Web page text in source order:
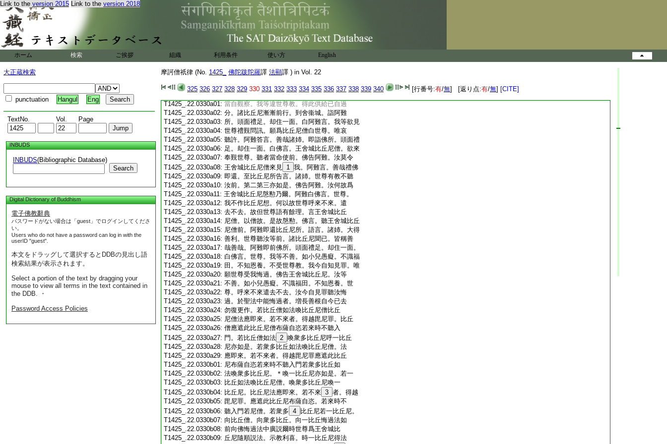
Link to the version 2015 Link to the version 2018
ホーム 検索 ご挨拶 組織 利用条件 使い方 English
大正蔵検索
punctuation Hangul Eng
TextNo. Vol. Page
INBUDS
INBUDS(Bibliographic Database)
Search
Digital Dictionary of Buddhism
電子佛教辭典
パスワードがない場合は「guest」でログインしてくださ
い。
Users who do not have a password can log in with the
userID "guest".
本文をドラッグして選択するとDDBの見出し語
検索結果が表示されます。
Select a portion of the text by dragging your
mouse to view all terms in the text contained in
the DDB. ・
Password Access Policies
摩訶僧祇律 (No. 1425_ 佛陀跋陀羅譯 法顯譯 ) in Vol. 22
325 326 327 328 329 330 331 332 333 334 335 336 337 338 339 340 [行番号:有/無] [返り点:有/無] [CITE]
T1425_.22.0329c19:之。諸比丘尼爲何因縁故來。觀已見彼諸比
T1425_.22.0329c20: 丘尼一切有過。皆被驅罰。未得解過。非是淨
T1425_.22.0329c21:器。無聖法分。作是觀已。都不往迎設諸供養。
T1425_.22.0329c22:
諸比丘尼展轉借問。來至其門。語言。王舍城
諸比丘尼。今在門外。令居士知。居士即勅使
人與破屋弊床褥。不供給煖水洗足及塗足
T1425_.22.0329c25:油。亦不與非時漿。亦不問訊安慰。夜不然燈。
T1425_.22.0329c26:
明旦復不供給齒木淨水。與麁飮食食已。遣
T1425_.22.0329c27:令速去。諸比丘尼出外已。自相謂言。我聞此
T1425_.22.0329c28: 居士常有信心。恭敬供養衆僧。如今觀之。無
T1425_.22.0330a01: 當自觀察。我等違世尊教。得此供給已自過
T1425_.22.0330a02: 分。諸比丘尼漸漸前行。到舍衞城。詣阿難
T1425_.22.0330a03: 所。頭面禮足。却住一面。白阿難言。我等欲見
T1425_.22.0330a04: 世尊禮覲問訊。願爲比丘尼僧白世尊。唯哀
T1425_.22.0330a05: 聽許。阿難答言。善哉諸姉。即詣佛所。頭面禮
T1425_.22.0330a06: 足。却住一面。白佛言。王舍城比丘尼僧。欲來
T1425_.22.0330a07: 奉覲世尊。聽者當命使前。佛告阿難。汝莫令
T1425_.22.0330a08: 王舍城比丘尼僧來見 1 我。阿難言。善哉禮佛
T1425_.22.0330a09: 即還。至比丘尼所告言。諸姉。世尊有教不聽
T1425_.22.0330a10: 汝前。第二第三亦如是。佛告阿難。汝何故爲
T1425_.22.0330a11: 王舍城比丘尼慇懃乃爾。阿難白佛言。世尊。
T1425_.22.0330a12: 我不作比丘尼想。何以故世尊呼來不來。遣
T1425_.22.0330a13: 去不去。故但世尊語有餘理。言王舍城比丘
T1425_.22.0330a14: 尼僧。以僧故。是故慇懃。佛言。聽王舍城比丘
T1425_.22.0330a15: 尼僧前。阿難即還比丘尼所。語言。諸姉。大得
T1425_.22.0330a16: 善利。世尊聽汝等前。諸比丘尼聞已。皆稱善
T1425_.22.0330a17: 哉善哉。阿難即前佛所。頭面禮足。却住一面。
T1425_.22.0330a18: 白佛言。世尊。我等不善。如小兒愚癡。不識福
T1425_.22.0330a19: 田。不知恩養。不受世尊教。我今自知見罪。唯
T1425_.22.0330a20: 願世尊受我悔過。佛告王舍城比丘尼。汝等
T1425_.22.0330a21: 不善。如小兒愚癡。不識福田。不知恩養。世
T1425_.22.0330a22: 尊。呼來不來遣去不去。汝今自見罪聽汝悔
T1425_.22.0330a23: 過。於聖法中能悔過者。増長善根自今已去
T1425_.22.0330a24: 勿復更作。若比丘僧如法喚比丘尼僧比丘
T1425_.22.0330a25: 尼僧法應即來。若不來者。得越毘尼罪。比丘
T1425_.22.0330a26: 僧應遮此比丘尼僧布薩自恣若來時不聽入
T1425_.22.0330a27: 門。若比丘僧如法 2 喚衆多比丘尼呼一比丘
T1425_.22.0330a28: 尼亦如是。若衆多比丘如法喚比丘尼僧。法
T1425_.22.0330a29: 應即來。若不來者。得越毘尼罪應遮此比丘
T1425_.22.0330b01: 尼布薩自恣若來時不聽入門若衆多比丘如
T1425_.22.0330b02: 法喚衆多比丘尼。＊喚一比丘尼亦如是。若一
T1425_.22.0330b03: 比丘如法喚比丘尼僧。喚衆多比丘尼喚一
T1425_.22.0330b04: 比丘尼。比丘尼法應即來。若不來 3 者。得越
T1425_.22.0330b05: 毘尼罪。應遮此比丘尼布薩自恣。若來時不
T1425_.22.0330b06: 聽入門若尼僧。若衆多 4
比丘尼若一比丘尼。
T1425_.22.0330b07: 向比丘僧。向衆多比丘。向一比丘悔過法如
T1425_.22.0330b08: 前向佛悔過法中廣説爾時世尊爲王舍城比
T1425_.22.0330b09: 丘尼隨順説法。示教利喜。時一比丘尼得法